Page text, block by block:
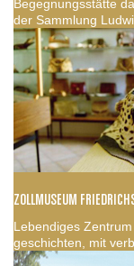
Begegnungsstätte
der Sammlung
ZOLLMUSEUM
Lebendiges
geschichten, mit